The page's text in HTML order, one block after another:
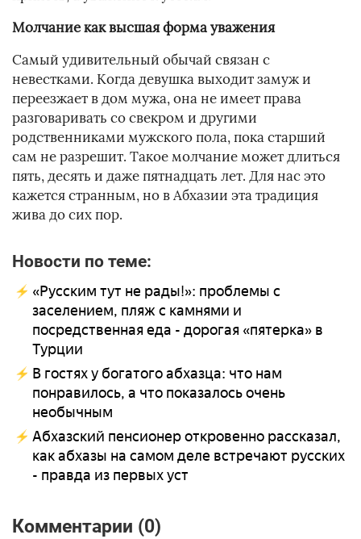
Молчание как высшая форма уважения
Самый удивительный обычай связан с
невестками. Когда девушка выходит замуж и
переезжает в дом мужа, она не имеет права
разговаривать со свекром и другими
родственниками мужского пола, пока старший
сам не разрешит. Такое молчание может длиться
пять, десять и даже пятнадцать лет. Для нас это
кажется странным, но в Абхазии эта традиция
жива до сих пор.
Новости по теме:
«Русским тут не рады!»: проблемы с
заселением, пляж с камнями и
посредственная еда - дорогая «пятерка» в
Турции
В гостях у богатого абхазца: что нам
понравилось, а что показалось очень
необычным
Абхазский пенсионер откровенно рассказал,
как абхазы на самом деле встречают русских
- правда из первых уст
Комментарии (0)